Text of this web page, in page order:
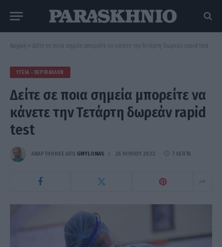
Αρχική » Δείτε σε ποια σημεία μπορείτε να κάνετε την Τετάρτη δωρεάν rapid test
ΥΓΕΊΑ - ΠΕΡΙΒΆΛΛΟΝ
Δείτε σε ποια σημεία μπορείτε να
κάνετε την Τετάρτη δωρεάν rapid
test
ΑΝΑΡΤΗΘΗΚΕ ΑΠΟ GMYLONAS 26 ΙΟΥΛΊΟΥ 2022 7 ΛΕΠΤΆ